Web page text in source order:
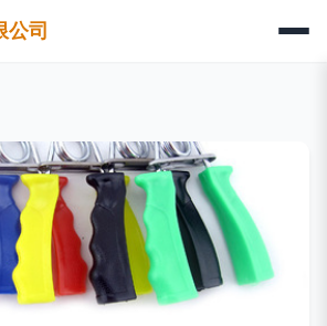
公司